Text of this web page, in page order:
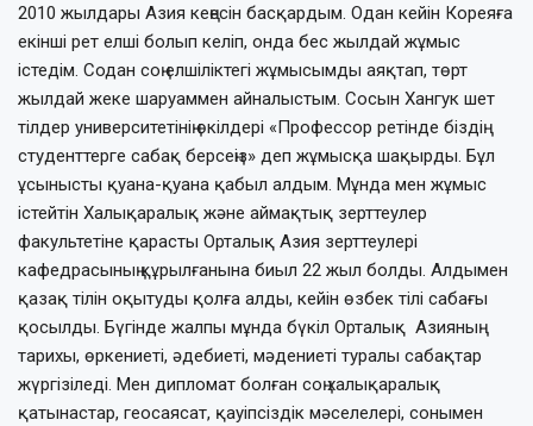
2010 жыл­дары Азия кеңесін басқардым. Одан кейін Кореяға
екінші рет елші болып ке­ліп, онда бес жыл­дай жұмыс
істедім. Содан соң елшіліктегі жұ­мысымды аяқтап, төрт
жылдай жеке шаруаммен айналыстым. Сосын Хангук шет
тілдер университетінің өкілдері «Про­фессор ретінде біздің
сту­дент­терге сабақ бер­сеңіз» деп жұмысқа шақырды. Бұл
ұсы­нысты қуана-қуана қабыл алдым. Мұн­да мен жұмыс
істейтін Халықаралық және ай­мақтық зерттеулер
факультетіне қарасты Орта­лық Азия зерт­теулері
кафедрасының құрыл­ғанына биыл 22 жыл болды. Алдымен
қа­зақ тілін оқы­туды қолға алды, кейін өзбек тілі саба­ғы
қосылды. Бүгінде жалпы мұн­да бүкіл Орталық Азияның
тарихы, өр­­­кениеті, әде­биеті, мәдениеті туралы са­бақ­тар
жүр­гізіледі. Мен дипломат бол­ған соң ха­лық­аралық
қатынастар, геосаясат, қауіп­сіздік мәселелері, сонымен